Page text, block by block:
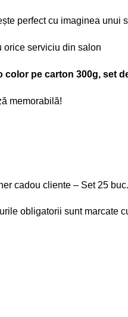
perfect cu imaginea unui
orice serviciu din salon
color pe carton 300g, set
memorabilă!
cadou cliente – Set 25
obligatorii sunt marcate